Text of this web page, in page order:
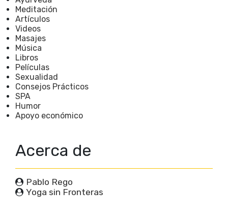
Meditación
Artículos
Videos
Masajes
Música
Libros
Películas
Sexualidad
Consejos Prácticos
SPA
Humor
Apoyo económico
Acerca de
Pablo Rego
Yoga sin Fronteras